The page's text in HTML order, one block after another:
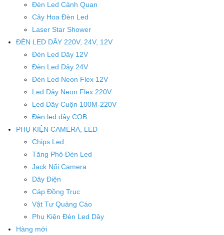
Đèn Led Cảnh Quan
Cây Hoa Đèn Led
Laser Star Shower
ĐÈN LED DÂY 220V, 24V, 12V
Đèn Led Dây 12V
Đèn Led Dây 24V
Đèn Led Neon Flex 12V
Led Dây Neon Flex 220V
Led Dây Cuộn 100M-220V
Đèn led dây COB
PHỤ KIỆN CAMERA, LED
Chips Led
Tăng Phô Đèn Led
Jack Nối Camera
Dây Điện
Cáp Đồng Trục
Vật Tư Quảng Cáo
Phụ Kiện Đèn Led Dây
Hàng mới